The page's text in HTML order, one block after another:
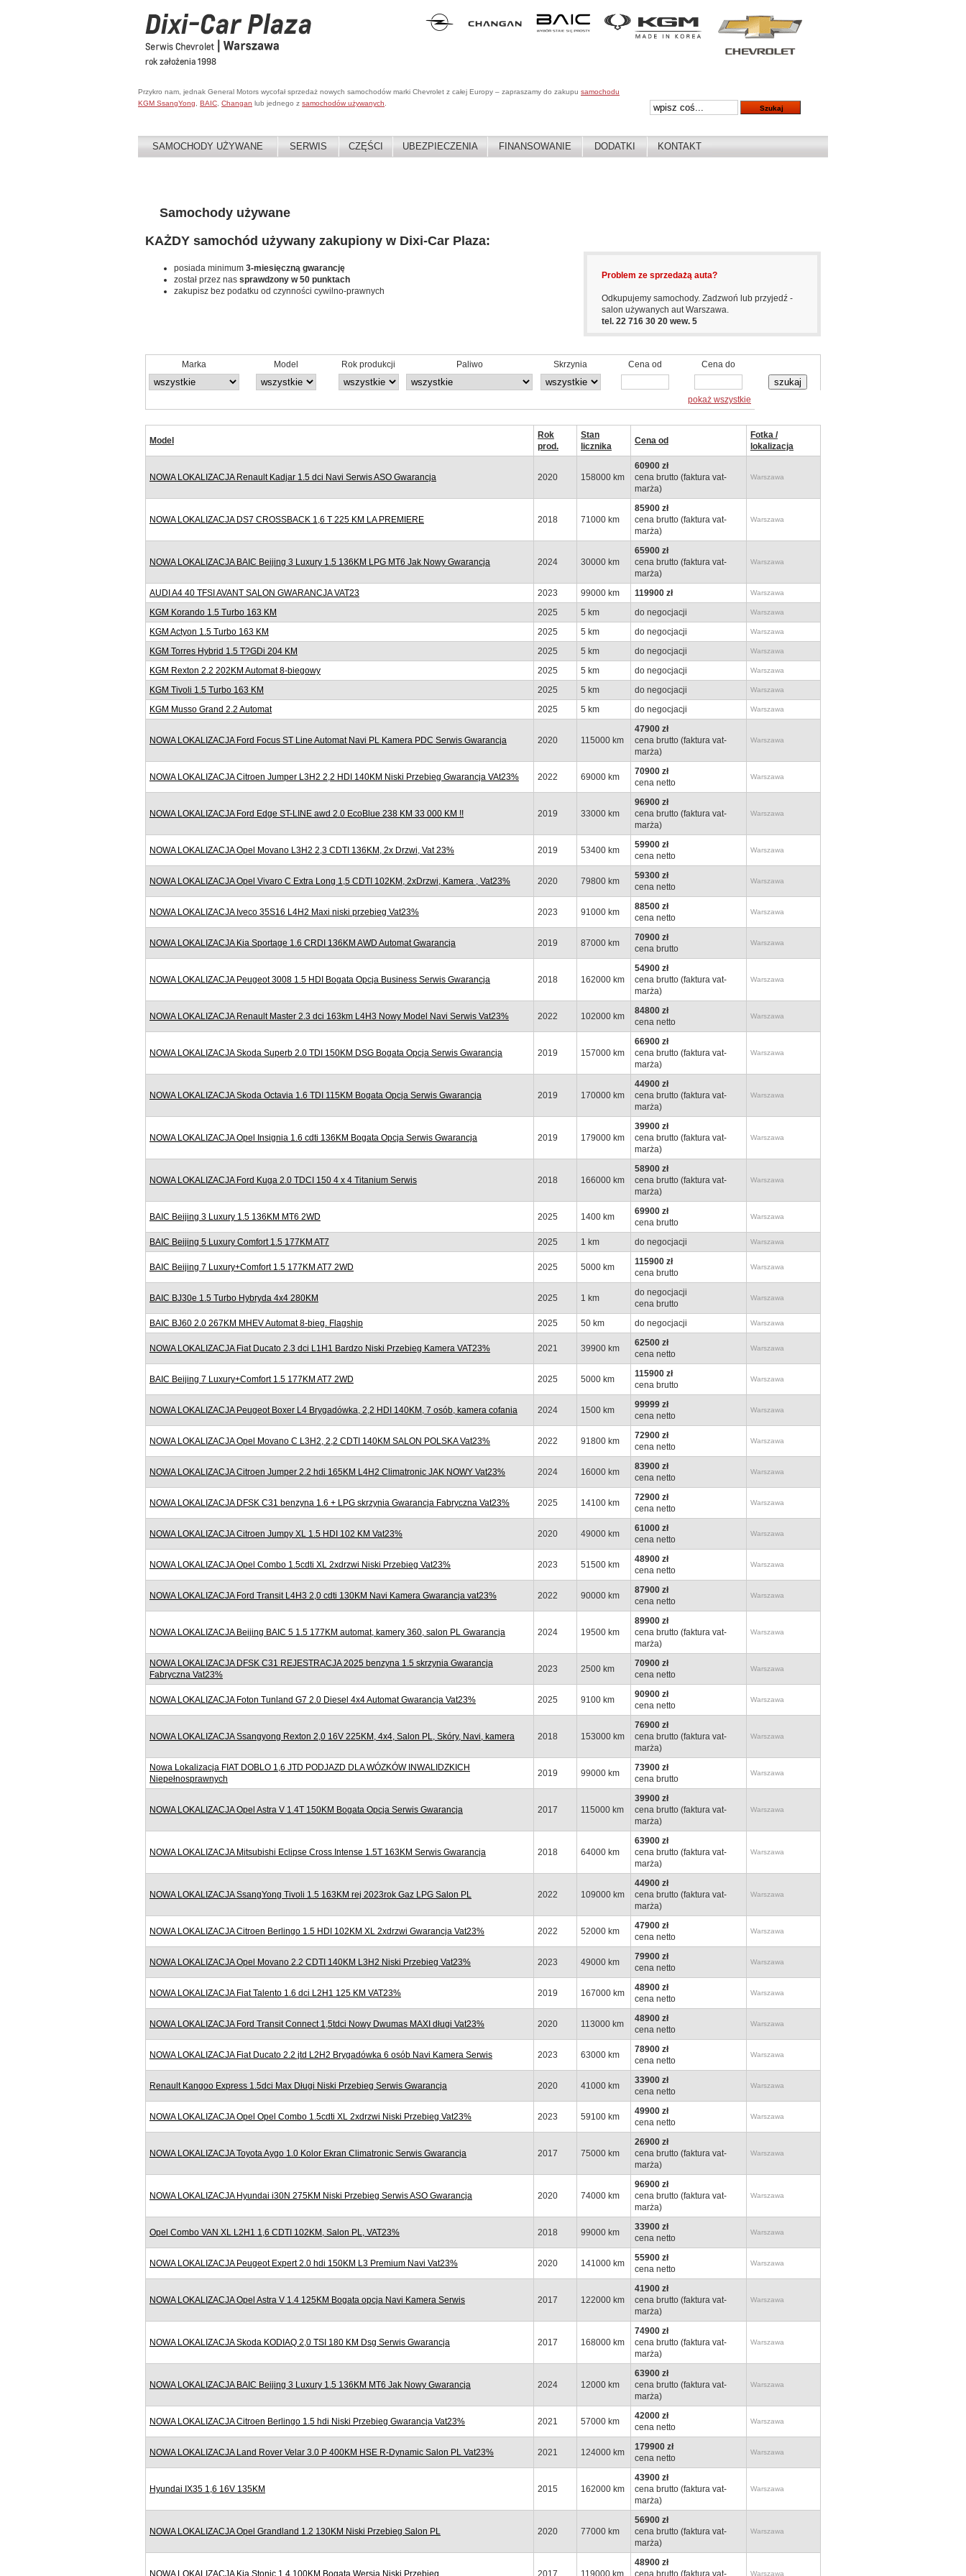
Przykro nam, jednak General Motors wycofał sprzedaż nowych samochodów marki Chevrolet z całej Europy – zapraszamy do zakupu samochodu
KGM SsangYong
BAIC Changan lub jednego z samochodów używanych
SAMOCHODY UŻYWANE SERWIS CZĘŚCI UBEZPIECZENIA FINANSOWANIE DODATKI KONTAKT
Samochody używane
Problem ze sprzedażą auta?
Odkupujemy samochody. Zadzwoń lub przyjedź -
salon używanych aut Warszawa.
tel. 22 716 30 20 wew. 5
KAŻDY samochód używany zakupiony w Dixi-Car Plaza:
posiada minimum 3-miesięczną gwarancję
został przez nas sprawdzony w 50 punktach
zakupisz bez podatku od czynności cywilno-prawnych
Marka Model Rok produkcji Paliwo Skrzynia Cena od Cena do
pokaż wszystkie
Model
Rok
prod.
Stan
licznika
Cena od
Fotka /
lokalizacja
NOWA LOKALIZACJA Renault Kadjar 1.5 dci Navi Serwis ASO Gwarancja 2020 158000 km
60900 zł
cena brutto (faktura vat-
marża)
Warszawa
NOWA LOKALIZACJA DS7 CROSSBACK 1,6 T 225 KM LA PREMIERE 2018 71000 km
85900 zł
cena brutto (faktura vat-
marża)
Warszawa
NOWA LOKALIZACJA BAIC Beijing 3 Luxury 1.5 136KM LPG MT6 Jak Nowy Gwarancja 2024 30000 km
65900 zł
cena brutto (faktura vat-
marża)
Warszawa
AUDI A4 40 TFSI AVANT SALON GWARANCJA VAT23 2023 99000 km 119900 zł Warszawa
KGM Korando 1.5 Turbo 163 KM 2025 5 km do negocjacji Warszawa
KGM Actyon 1.5 Turbo 163 KM 2025 5 km do negocjacji Warszawa
KGM Torres Hybrid 1.5 T?GDi 204 KM 2025 5 km do negocjacji Warszawa
KGM Rexton 2.2 202KM Automat 8-biegowy 2025 5 km do negocjacji Warszawa
KGM Tivoli 1.5 Turbo 163 KM 2025 5 km do negocjacji Warszawa
KGM Musso Grand 2.2 Automat 2025 5 km do negocjacji Warszawa
NOWA LOKALIZACJA Ford Focus ST Line Automat Navi PL Kamera PDC Serwis Gwarancja 2020 115000 km
47900 zł
cena brutto (faktura vat-
marża)
Warszawa
NOWA LOKALIZACJA Citroen Jumper L3H2 2,2 HDI 140KM Niski Przebieg Gwarancja VAt23% 2022 69000 km
70900 zł
cena netto
Warszawa
NOWA LOKALIZACJA Ford Edge ST-LINE awd 2.0 EcoBlue 238 KM 33 000 KM !! 2019 33000 km
96900 zł
cena brutto (faktura vat-
marża)
Warszawa
NOWA LOKALIZACJA Opel Movano L3H2 2,3 CDTI 136KM, 2x Drzwi, Vat 23% 2019 53400 km
59900 zł
cena netto
Warszawa
NOWA LOKALIZACJA Opel Vivaro C Extra Long 1,5 CDTI 102KM, 2xDrzwi, Kamera , Vat23% 2020 79800 km
59300 zł
cena netto
Warszawa
NOWA LOKALIZACJA Iveco 35S16 L4H2 Maxi niski przebieg Vat23% 2023 91000 km
88500 zł
cena netto
Warszawa
NOWA LOKALIZACJA Kia Sportage 1.6 CRDI 136KM AWD Automat Gwarancja 2019 87000 km
70900 zł
cena brutto
Warszawa
NOWA LOKALIZACJA Peugeot 3008 1.5 HDI Bogata Opcja Business Serwis Gwarancja 2018 162000 km
54900 zł
cena brutto (faktura vat-
marża)
Warszawa
NOWA LOKALIZACJA Renault Master 2.3 dci 163km L4H3 Nowy Model Navi Serwis Vat23% 2022 102000 km
84800 zł
cena netto
Warszawa
NOWA LOKALIZACJA Skoda Superb 2.0 TDI 150KM DSG Bogata Opcja Serwis Gwarancja 2019 157000 km
66900 zł
cena brutto (faktura vat-
marża)
Warszawa
NOWA LOKALIZACJA Skoda Octavia 1.6 TDI 115KM Bogata Opcja Serwis Gwarancja 2019 170000 km
44900 zł
cena brutto (faktura vat-
marża)
Warszawa
NOWA LOKALIZACJA Opel Insignia 1.6 cdti 136KM Bogata Opcja Serwis Gwarancja 2019 179000 km
39900 zł
cena brutto (faktura vat-
marża)
Warszawa
NOWA LOKALIZACJA Ford Kuga 2.0 TDCI 150 4 x 4 Titanium Serwis 2018 166000 km
58900 zł
cena brutto (faktura vat-
marża)
Warszawa
BAIC Beijing 3 Luxury 1.5 136KM MT6 2WD 2025 1400 km
69900 zł
cena brutto
Warszawa
BAIC Beijing 5 Luxury Comfort 1.5 177KM AT7 2025 1 km do negocjacji Warszawa
BAIC Beijing 7 Luxury+Comfort 1.5 177KM AT7 2WD 2025 5000 km
115900 zł
cena brutto
Warszawa
BAIC BJ30e 1.5 Turbo Hybryda 4x4 280KM 2025 1 km
do negocjacji
cena brutto
Warszawa
BAIC BJ60 2.0 267KM MHEV Automat 8-bieg. Flagship 2025 50 km do negocjacji Warszawa
NOWA LOKALIZACJA Fiat Ducato 2.3 dci L1H1 Bardzo Niski Przebieg Kamera VAT23% 2021 39900 km
62500 zł
cena netto
Warszawa
BAIC Beijing 7 Luxury+Comfort 1.5 177KM AT7 2WD 2025 5000 km
115900 zł
cena brutto
Warszawa
NOWA LOKALIZACJA Peugeot Boxer L4 Brygadówka, 2,2 HDI 140KM, 7 osób, kamera cofania 2024 1500 km
99999 zł
cena netto
Warszawa
NOWA LOKALIZACJA Opel Movano C L3H2, 2,2 CDTI 140KM SALON POLSKA Vat23% 2022 91800 km
72900 zł
cena netto
Warszawa
NOWA LOKALIZACJA Citroen Jumper 2.2 hdi 165KM L4H2 Climatronic JAK NOWY Vat23% 2024 16000 km
83900 zł
cena netto
Warszawa
NOWA LOKALIZACJA DFSK C31 benzyna 1.6 + LPG skrzynia Gwarancja Fabryczna Vat23% 2025 14100 km
72900 zł
cena netto
Warszawa
NOWA LOKALIZACJA Citroen Jumpy XL 1.5 HDI 102 KM Vat23% 2020 49000 km
61000 zł
cena netto
Warszawa
NOWA LOKALIZACJA Opel Combo 1.5cdti XL 2xdrzwi Niski Przebieg Vat23% 2023 51500 km
48900 zł
cena netto
Warszawa
NOWA LOKALIZACJA Ford Transit L4H3 2,0 cdti 130KM Navi Kamera Gwarancja vat23% 2022 90000 km
87900 zł
cena netto
Warszawa
NOWA LOKALIZACJA Beijing BAIC 5 1.5 177KM automat, kamery 360, salon PL Gwarancja 2024 19500 km
89900 zł
cena brutto (faktura vat-
marża)
Warszawa
NOWA LOKALIZACJA DFSK C31 REJESTRACJA 2025 benzyna 1.5 skrzynia Gwarancja
Fabryczna Vat23%
2023 2500 km
70900 zł
cena netto
Warszawa
NOWA LOKALIZACJA Foton Tunland G7 2.0 Diesel 4x4 Automat Gwarancja Vat23% 2025 9100 km
90900 zł
cena netto
Warszawa
NOWA LOKALIZACJA Ssangyong Rexton 2,0 16V 225KM, 4x4, Salon PL, Skóry, Navi, kamera 2018 153000 km
76900 zł
cena brutto (faktura vat-
marża)
Warszawa
Nowa Lokalizacja FIAT DOBLO 1,6 JTD PODJAZD DLA WÓZKÓW INWALIDZKICH
Niepełnosprawnych
2019 99000 km
73900 zł
cena brutto
Warszawa
NOWA LOKALIZACJA Opel Astra V 1.4T 150KM Bogata Opcja Serwis Gwarancja 2017 115000 km
39900 zł
cena brutto (faktura vat-
marża)
Warszawa
NOWA LOKALIZACJA Mitsubishi Eclipse Cross Intense 1.5T 163KM Serwis Gwarancja 2018 64000 km
63900 zł
cena brutto (faktura vat-
marża)
Warszawa
NOWA LOKALIZACJA SsangYong Tivoli 1.5 163KM rej 2023rok Gaz LPG Salon PL 2022 109000 km
44900 zł
cena brutto (faktura vat-
marża)
Warszawa
NOWA LOKALIZACJA Citroen Berlingo 1.5 HDI 102KM XL 2xdrzwi Gwarancja Vat23% 2022 52000 km
47900 zł
cena netto
Warszawa
NOWA LOKALIZACJA Opel Movano 2.2 CDTI 140KM L3H2 Niski Przebieg Vat23% 2023 49000 km
79900 zł
cena netto
Warszawa
NOWA LOKALIZACJA Fiat Talento 1.6 dci L2H1 125 KM VAT23% 2019 167000 km
48900 zł
cena netto
Warszawa
NOWA LOKALIZACJA Ford Transit Connect 1,5tdci Nowy Dwumas MAXI długi Vat23% 2020 113000 km
48900 zł
cena netto
Warszawa
NOWA LOKALIZACJA Fiat Ducato 2.2 jtd L2H2 Brygadówka 6 osób Navi Kamera Serwis 2023 63000 km
78900 zł
cena netto
Warszawa
Renault Kangoo Express 1.5dci Max Długi Niski Przebieg Serwis Gwarancja 2020 41000 km
33900 zł
cena netto
Warszawa
NOWA LOKALIZACJA Opel Opel Combo 1.5cdti XL 2xdrzwi Niski Przebieg Vat23% 2023 59100 km
49900 zł
cena netto
Warszawa
NOWA LOKALIZACJA Toyota Aygo 1.0 Kolor Ekran Climatronic Serwis Gwarancja 2017 75000 km
26900 zł
cena brutto (faktura vat-
marża)
Warszawa
NOWA LOKALIZACJA Hyundai i30N 275KM Niski Przebieg Serwis ASO Gwarancja 2020 74000 km
96900 zł
cena brutto (faktura vat-
marża)
Warszawa
Opel Combo VAN XL L2H1 1,6 CDTI 102KM, Salon PL, VAT23% 2018 99000 km
33900 zł
cena netto
Warszawa
NOWA LOKALIZACJA Peugeot Expert 2.0 hdi 150KM L3 Premium Navi Vat23% 2020 141000 km
55900 zł
cena netto
Warszawa
NOWA LOKALIZACJA Opel Astra V 1.4 125KM Bogata opcja Navi Kamera Serwis 2017 122000 km
41900 zł
cena brutto (faktura vat-
marża)
Warszawa
NOWA LOKALIZACJA Skoda KODIAQ 2,0 TSI 180 KM Dsg Serwis Gwarancja 2017 168000 km
74900 zł
cena brutto (faktura vat-
marża)
Warszawa
NOWA LOKALIZACJA BAIC Beijing 3 Luxury 1.5 136KM MT6 Jak Nowy Gwarancja 2024 12000 km
63900 zł
cena brutto (faktura vat-
marża)
Warszawa
NOWA LOKALIZACJA Citroen Berlingo 1.5 hdi Niski Przebieg Gwarancja Vat23% 2021 57000 km
42000 zł
cena netto
Warszawa
NOWA LOKALIZACJA Land Rover Velar 3.0 P 400KM HSE R-Dynamic Salon PL Vat23% 2021 124000 km
179900 zł
cena netto
Warszawa
Hyundai IX35 1,6 16V 135KM 2015 162000 km
43900 zł
cena brutto (faktura vat-
marża)
Warszawa
NOWA LOKALIZACJA Opel Grandland 1.2 130KM Niski Przebieg Salon PL 2020 77000 km
56900 zł
cena brutto (faktura vat-
marża)
Warszawa
NOWA LOKALIZACJA Kia Stonic 1.4 100KM Bogata Wersja Niski Przebieg 2017 119000 km
48900 zł
cena brutto (faktura vat-
Warszawa